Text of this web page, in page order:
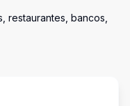
restaurantes, bancos,